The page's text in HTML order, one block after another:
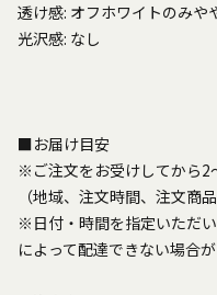
透け感: オフホワイトのみや
光沢感: なし
■お届け目安
※ご注文をお受けしてから2
（地域、注文時間、注文商
※日付・時間を指定いただ
によって配達できない場合が